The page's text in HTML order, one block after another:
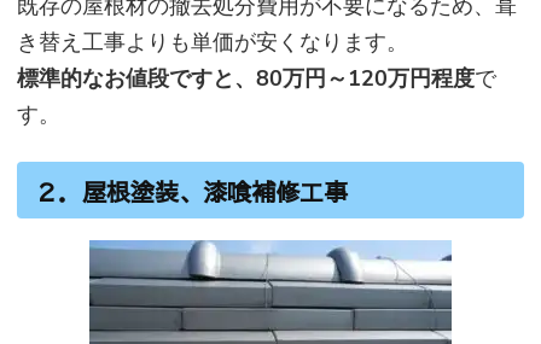
既存の屋根材の撤去処分費用が不要になるため、葺
き替え工事よりも単価が安くなります。
標準的なお値段ですと、80万円～120万円程度で
す。
２．屋根塗装、漆喰補修工事